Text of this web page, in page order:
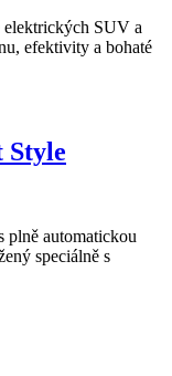
elektrických SUV a
efektivity a bohaté
Style
plně automatickou
speciálně s